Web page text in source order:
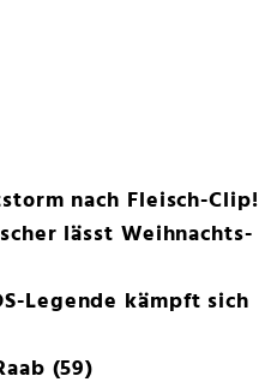
nach Fleisch-Clip!
lässt Weihnachts-
Legende kämpft sich
(59)